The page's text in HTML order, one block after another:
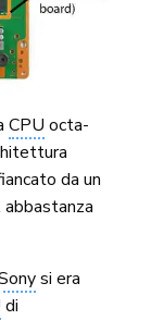
CPU octa-
da un
si era
di